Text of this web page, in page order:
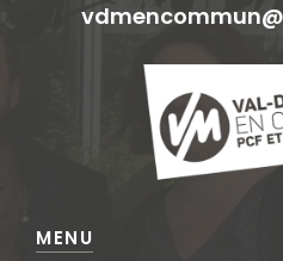
MENU